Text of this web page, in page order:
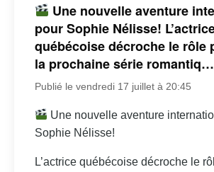
Une nouvelle aventure
pour Sophie Nélisse!
québécoise décroche le rôle
la prochaine série romantiq…
Publié le vendredi 17 juillet à 20:45
Une nouvelle aventure
Sophie Nélisse!
L’actrice québécoise décroche le